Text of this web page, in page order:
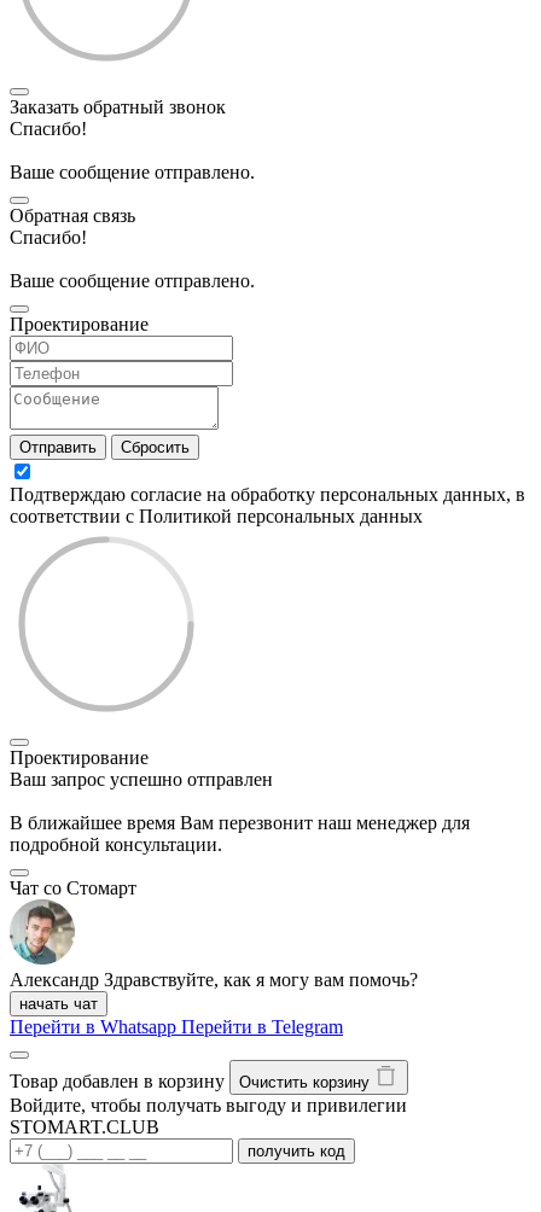
Заказать обратный звонок
Спасибо!
Ваше сообщение отправлено.
Обратная связь
Спасибо!
Ваше сообщение отправлено.
Проектирование
Отправить Сбросить
Подтверждаю согласие на обработку персональных данных, в
соответствии с Политикой персональных данных
Проектирование
Ваш запрос успешно отправлен
В ближайшее время Вам перезвонит наш менеджер для
подробной консультации.
Чат со Стомарт
Александр Здравствуйте, как я могу вам помочь?
начать чат
Перейти в Whatsapp Перейти в Telegram
Товар добавлен в корзину Очистить корзину
Войдите, чтобы получать выгоду и привилегии
STOMART.CLUB
получить код